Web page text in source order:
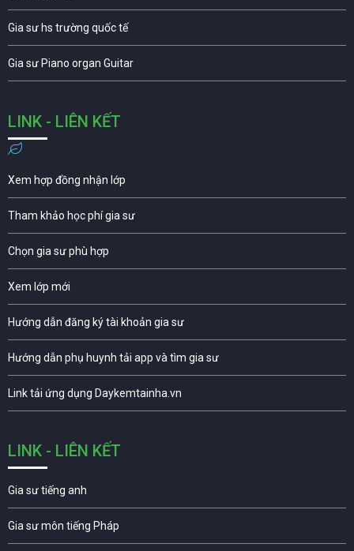
Gia sư hs trường quốc tế
Gia sư Piano organ Guitar
LINK - LIÊN KẾT
Xem hợp đồng nhận lớp
Tham khảo học phí gia sư
Chọn gia sư phù hợp
Xem lớp mới
Hướng dẫn đăng ký tài khoản gia sư
Hướng dẫn phụ huynh tải app và tìm gia sư
Link tải ứng dụng Daykemtainha.vn
LINK - LIÊN KẾT
Gia sư tiếng anh
Gia sư môn tiếng Pháp